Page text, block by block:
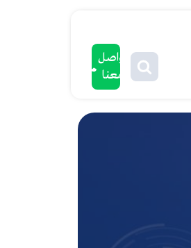
تواصل
معنا